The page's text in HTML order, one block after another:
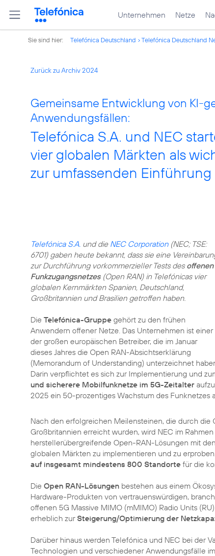
Unternehmen Netze
Sie sind hier: Telefónica Deutschland Telefónica Deutschland
Zurück zu Archiv 2024
Gemeinsame Entwicklung von KI-
Anwendungsfällen:
Telefónica S.A. und NEC
vier globalen Märkten als
zur umfassenden Einführung
Telefónica S.A. und die NEC Corporation(NEC; TSE:
6701) gaben heute bekannt, dass sie eine
zur Durchführung vorkommerzieller Tests des offenen
Funkzugangsnetzes(Open RAN) in Telefónicas vier
globalen Kernmärkten Spanien, Deutschland,
Großbritannien und Brasilien getroffen haben.
Die Telefónica-Gruppe gehört zu den frühen
Anwendern offener Netze. Das Unternehmen ist einer
der großen europäischen Betreiber, die im Januar
dieses Jahres die Open RAN-Absichtserklärung
(Memorandum of Understanding) unterzeichnet
Darin verpflichtet es sich zur Implementierung und
und sicherere Mobilfunknetze im 5G-Zeitalter
2025 ein 50-prozentiges Wachstum des Funknetzes
Nach den erfolgreichen Meilensteinen, die durch
Großbritannien erreicht wurden, wird NEC im
herstellerübergreifende Open-RAN-Lösungen mit
globalen Märkten zu implementieren und zu
auf insgesamt mindestens 800 Standorte für die
Die Open RAN-Lösungen bestehen aus einem
Hardware-Produkten von vertrauenswürdigen,
offenen 5G Massive MIMO (mMIMO) Radio Units
erheblich zurSteigerung/Optimierung der
Darüber hinaus werden Telefónica und NEC bei der
Technologien und verschiedener Anwendungsfälle